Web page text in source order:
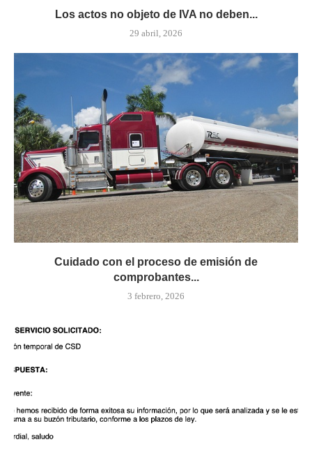
Los actos no objeto de IVA no deben...
29 abril, 2026
Cuidado con el proceso de emisión de
comprobantes...
3 febrero, 2026